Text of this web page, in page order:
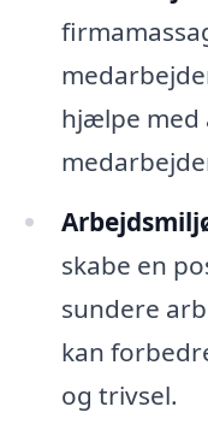
hjælpe med
skabe en
sundere
kan
og trivsel.